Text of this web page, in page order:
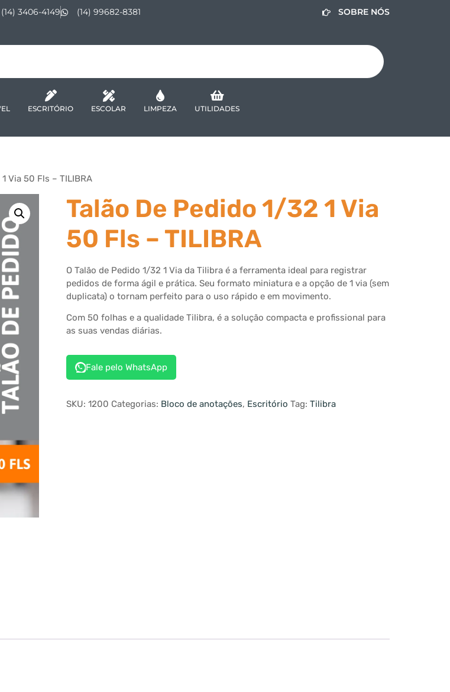
(14) 3406-4149 (14) 99682-8381 SOBRE NÓS
ESCRITÓRIO ESCOLAR LIMPEZA UTILIDADES
Via 50 Fls – TILIBRA
Talão De Pedido 1/32 1 Via
50 Fls – TILIBRA
O Talão de Pedido 1/32 1 Via da Tilibra é a ferramenta ideal para registrar
pedidos de forma ágil e prática. Seu formato miniatura e a opção de 1 via (sem
duplicata) o tornam perfeito para o uso rápido e em movimento.
Com 50 folhas e a qualidade Tilibra, é a solução compacta e profissional para
as suas vendas diárias.
Fale pelo WhatsApp
SKU: 1200 Categorias: Bloco de anotações, Escritório Tag: Tilibra